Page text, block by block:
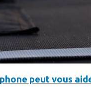
et légalement
peut vous